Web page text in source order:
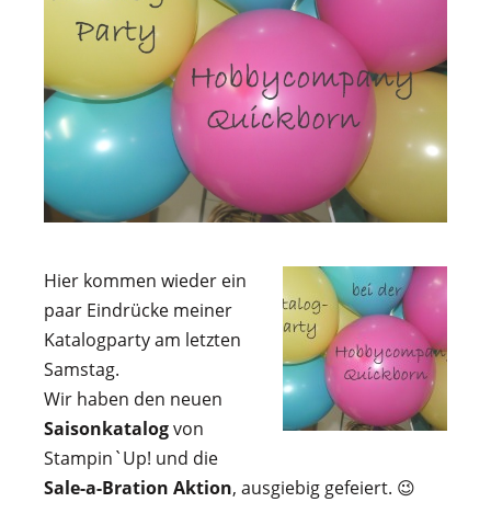
Hier kommen wieder ein
paar Eindrücke meiner
Katalogparty am letzten
Samstag.
Wir haben den neuen
Saisonkatalogvon
Stampin`Up! und die
Sale-a-Bration Aktion, ausgiebig gefeiert. 😉